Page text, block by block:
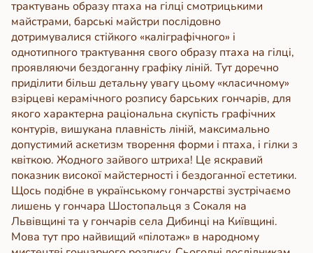
трактувань образу птаха на гілці смотрицькими
майстрами, барські майстри послідовно
дотримувалися стійкого «каліграфічного» і
однотипного трактування свого образу птаха на гілці,
проявляючи бездоганну графіку ліній. Тут доречно
приділити більш детальну увагу цьому «класичному»
взірцеві керамічного розпису барських гончарів, для
якого характерна раціональна скупість графічних
контурів, вишукана плавність ліній, максимально
допустимий аскетизм творення форми і птаха, і гілки з
квіткою. Жодного зайвого штриха! Це яскравий
показник високої майстерності і бездоганної естетики.
Щось подібне в українському гончарстві зустрічаємо
лишень у гончара Шостопальця з Сокаля на
Львівщині та у гончарів села Дибинці на Київщині.
Мова тут про найвищий «пілотаж» в народному